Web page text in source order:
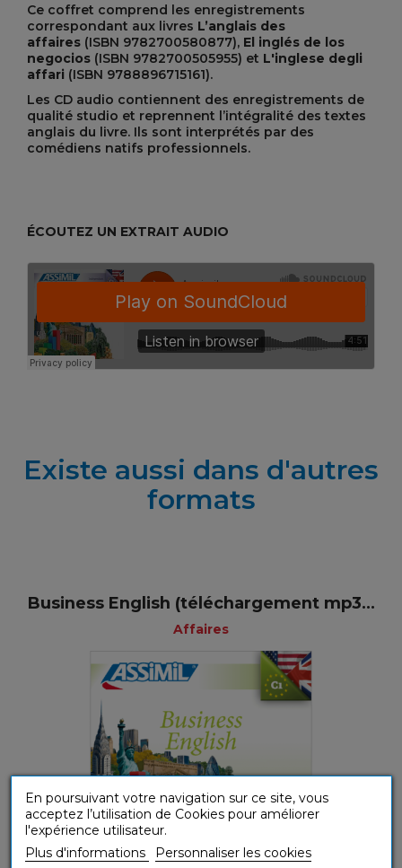
Ce coffret comprend les enregistrements
correspondant aux livres L’anglais des
affaires (ISBN 9782700580877), El inglés de los
negocios (ISBN 9782700505955) et L'inglese degli
affari (ISBN 9788896715161).
Les CD audio contiennent des enregistrements de
qualité studio et reprennent l’intégralité des textes
anglais du livre. Ils sont interprétés par des
comédiens natifs professionnels.
ÉCOUTEZ UN EXTRAIT AUDIO
Existe aussi dans d'autres
formats
Business English (téléchargement mp3...
Affaires
En poursuivant votre navigation sur ce site, vous
acceptez l’utilisation de Cookies pour améliorer
l'expérience utilisateur.
Plus d'informations
Personnaliser les cookies